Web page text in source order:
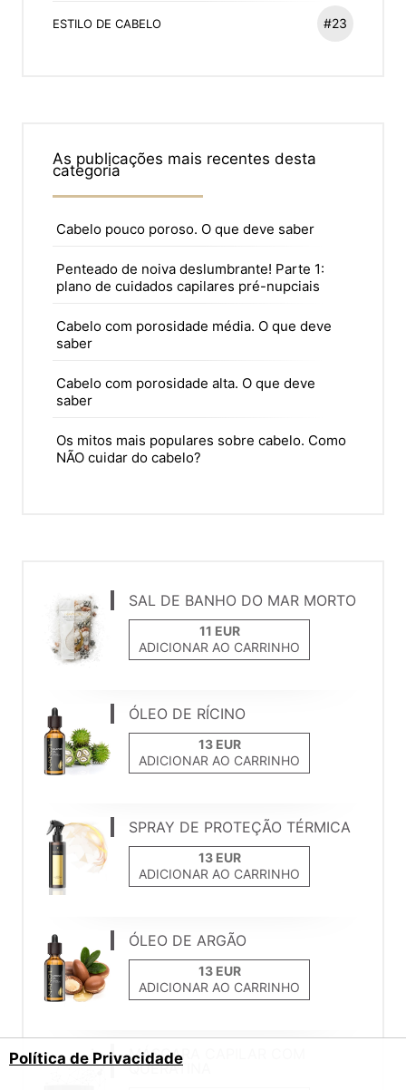
ESTILO DE CABELO #23
As publicações mais recentes desta
categoria
Cabelo pouco poroso. O que deve saber
Penteado de noiva deslumbrante! Parte 1:
plano de cuidados capilares pré-nupciais
Cabelo com porosidade média. O que deve
saber
Cabelo com porosidade alta. O que deve
saber
Os mitos mais populares sobre cabelo. Como
NÃO cuidar do cabelo?
SAL DE BANHO DO MAR MORTO
ADICIONAR AO CARRINHO
ÓLEO DE RÍCINO
ADICIONAR AO CARRINHO
SPRAY DE PROTEÇÃO TÉRMICA
ADICIONAR AO CARRINHO
ÓLEO DE ARGÃO
ADICIONAR AO CARRINHO
MÁSCARA CAPILAR COM
QUERATINA
Política de Privacidade